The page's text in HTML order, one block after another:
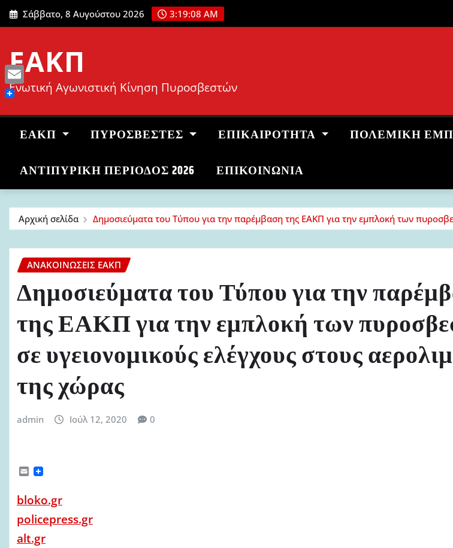
Μετάβαση
στο
Σάββατο, 8 Αυγούστου 2026 3:19:09 AM
ΕΑΚΠ
Ενωτική Αγωνιστική Κίνηση Πυροσβεστών
ΕΑΚΠ ΠΥΡΟΣΒΈΣΤΕΣ ΕΠΙΚΑΙΡΌΤΗΤΑ ΠΟΛΕΜΙΚΉ
ΑΝΤΙΠΥΡΙΚΉ ΠΕΡΊΟΔΟΣ 2026 ΕΠΙΚΟΙΝΩΝΙΑ
Αρχική σελίδα Δημοσιεύματα του Τύπου για την παρέμβαση της ΕΑΚΠ για την εμπλοκή των
ΑΝΑΚΟΙΝΏΣΕΙΣ ΕΑΚΠ
Δημοσιεύματα του Τύπου για την
της ΕΑΚΠ για την εμπλοκή των
σε υγειονομικούς ελέγχους στους
της χώρας
admin Ιούλ 12, 2020 0
E
i
l
bloko.gr
policepress.gr
alt.gr
Email